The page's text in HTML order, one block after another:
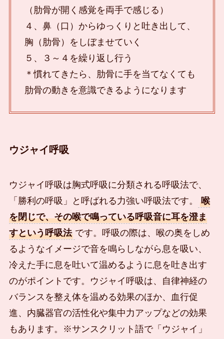
（肋骨が開く感覚を両手で感じる）
４、鼻（口）からゆっくりと吐き出して、
胸（肋骨）をしぼませていく
５、３～４を繰り返し行う
＊慣れてきたら、肋骨に手を当てなくても
肋骨の動きを意識できるようになります
ウジャイ呼吸
ウジャイ呼吸は胸式呼吸に分類される呼吸法で、
「勝利の呼吸」と呼ばれる力強い呼吸法です。
喉
を閉じで、その喉で鳴っている呼吸音に耳を澄ま
すという呼吸法 です。呼吸の際は、喉の奥をしめ
るようなイメージで音を鳴らしながら息を吸い、
冷えた手に息を吐いて温めるように息を吐き出す
のがポイントです。ウジャイ呼吸は、自律神経の
バランスを整え体を温める効果のほか、血行促
進、内臓器官の活性化や集中力アップなどの効果
もあります。※サンスクリット語で「ウジャイ」